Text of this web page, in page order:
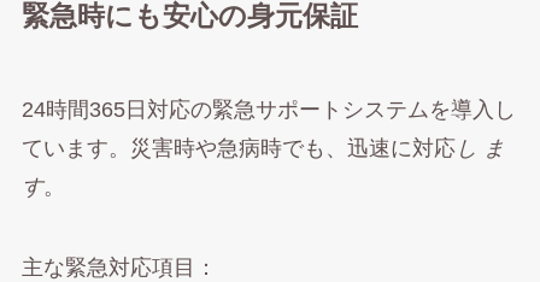
緊急時にも安心の身元保証
24時間365日対応の緊急サポートシステムを導入し
ています。災害時や急病時でも、迅速に対応し ま
す。
主な緊急対応項目：